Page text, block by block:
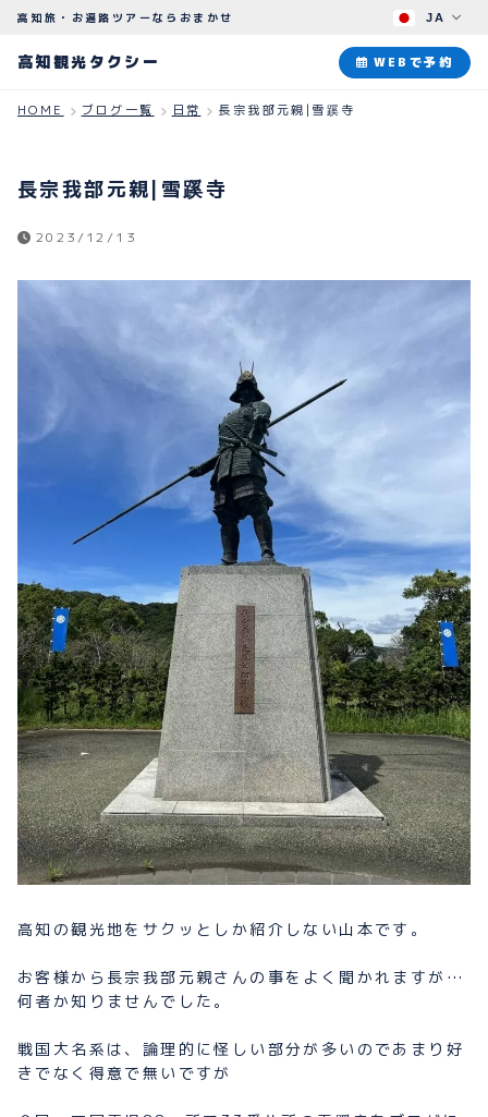
高知観光タクシー
観光プラン
HOW TO
ご予約のながれ
プライバシーポリシー
お問い合わせ
080-1481-9900
メールで予約
WEBで予約
JA
高知旅・お遍路ツアーならおまかせ
高知観光タクシー WEBで予約
HOME ブログ一覧 日常 長宗我部元親|雪蹊寺
長宗我部元親|雪蹊寺
2023/12/13
高知の観光地をサクッとしか紹介しない山本です。
お客様から長宗我部元親さんの事をよく聞かれますが…
何者か知りませんでした。
戦国大名系は、論理的に怪しい部分が多いのであまり好
きでなく得意で無いですが